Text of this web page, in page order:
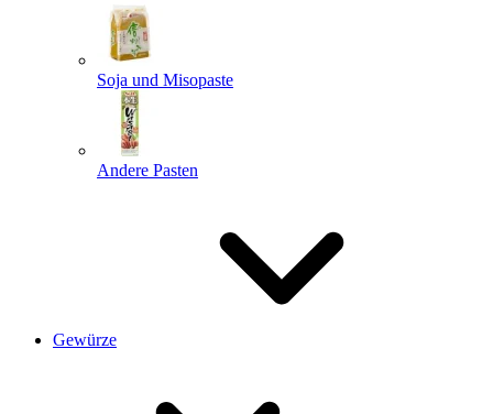
Soja und Misopaste
Andere Pasten
Gewürze